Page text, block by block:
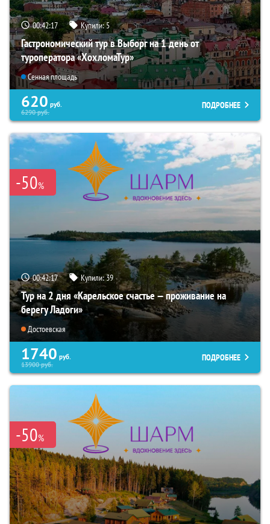
00:42:16 Купили:5
Гастрономический тур в Выборг на 1 день от
туроператора «ХохломаТур»
Сенная площадь
620 руб.
6290руб.
ПОДРОБНЕЕ
-50%
00:42:16 Купили:39
Тур на 2 дня «Карельское счастье — проживание на
берегу Ладоги»
Достоевская
1740 руб.
13900руб.
ПОДРОБНЕЕ
-50%